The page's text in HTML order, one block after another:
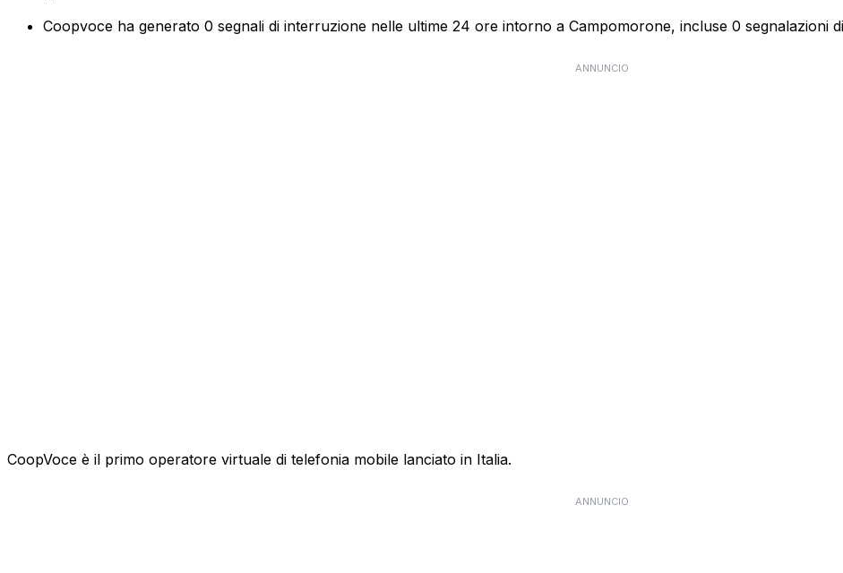
Coopvoce ha generato 0 segnali di interruzione nelle ultime 24 ore intorno a Campomorone, incluse 0 segnalazioni
ANNUNCIO
CoopVoce è il primo operatore virtuale di telefonia mobile lanciato in Italia.
ANNUNCIO